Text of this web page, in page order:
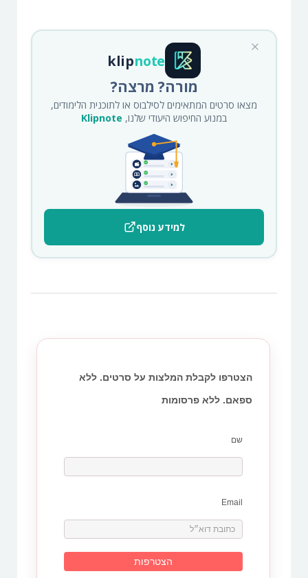
klipnote
מורה? מרצה?
מצאו סרטים המתאימים לסילבוס או לתוכנית הלימודים,
במנוע החיפוש היעודי שלנו, Klipnote
למידע נוסף
הצטרפו לקבלת המלצות על סרטים. ללא
ספאם. ללא פרסומות
שם
Email